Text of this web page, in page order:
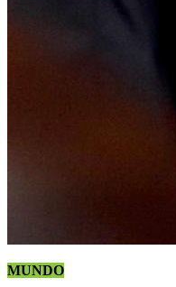
MUNDO